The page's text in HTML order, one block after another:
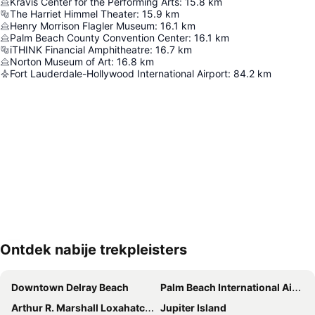
The Harriet Himmel Theater: 15.9 km
Henry Morrison Flagler Museum: 16.1 km
Palm Beach County Convention Center: 16.1 km
iTHINK Financial Amphitheatre: 16.7 km
Norton Museum of Art: 16.8 km
Fort Lauderdale-Hollywood International Airport: 84.2 km
Kaart uitvouwen
Ontdek nabije trekpleisters
Downtown Delray Beach
Palm Beach International Airport
Arthur R. Marshall Loxahatchee National Wildlife Refuge
Jupiter Island